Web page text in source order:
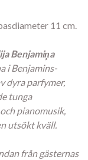
11 cm.
Benjamiņa
i Benjamins-
dyra parfymer,
tunga
pianomusik,
utsökt kväll.
från gästernas